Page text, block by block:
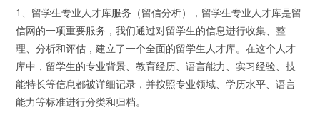
1、留学生专业人才库服务（留信分析），留学生专业人才库是留
信网的一项重要服务，我们通过对留学生的信息进行收集、整
理、分析和评估，建立了一个全面的留学生人才库。在这个人才
库中，留学生的专业背景、教育经历、语言能力、实习经验、技
能特长等信息都被详细记录，并按照专业领域、学历水平、语言
能力等标准进行分类和归档。